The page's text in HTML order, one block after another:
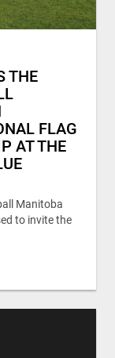
THE
FLAG
AT THE
Manitoba
to invite the